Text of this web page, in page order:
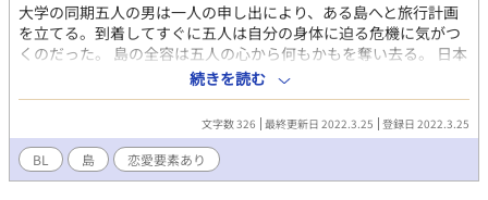
大学の同期五人の男は一人の申し出により、ある島へと旅行計画
を立てる。到着してすぐに五人は自分の身体に迫る危機に気がつ
くのだった。 島の全容は五人の心から何もかもを奪い去る。 日本
の何処かにある性奴隷島の話。 途中からR18シーンに突入したら
R18タグ付けます。
続きを読む
文字数 326 最終更新日 2022.3.25 登録日 2022.3.25
BL 島 恋愛要素あり